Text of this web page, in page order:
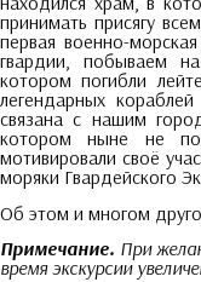
принимать присягу
первая военно-
гвардии, побываем
котором погибли
легендарных
связана с нашим
котором ныне не
мотивировали своё
моряки Гвардейского
Об этом и многом
Примечание. При
время экскурсии